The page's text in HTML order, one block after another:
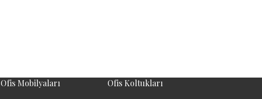
Ofis Mobilyaları Ofis Koltukları